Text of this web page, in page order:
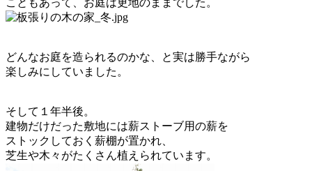
こともあって、お庭は更地のままでした。
どんなお庭を造られるのかな、と実は勝手ながら
楽しみにしていました。
そして１年半後。
建物だけだった敷地には薪ストーブ用の薪を
ストックしておく薪棚が置かれ、
芝生や木々がたくさん植えられています。